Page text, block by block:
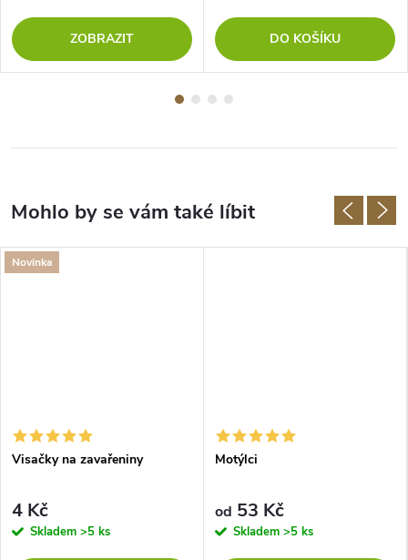
ZOBRAZIT DO KOŠÍKU
Novinka
Visačky na zavařeniny
4 Kč
Skladem >5 ks
Motýlci
od 53 Kč
Skladem >5 ks